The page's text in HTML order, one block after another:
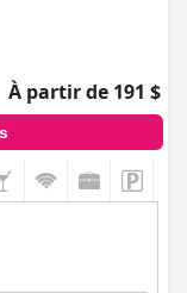
À partir de 191 $